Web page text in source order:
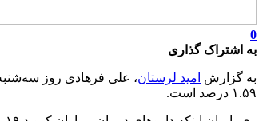
0
به اشتراک گذاری
به گزارش امید لرستان
۱.۵۹ درصد است.